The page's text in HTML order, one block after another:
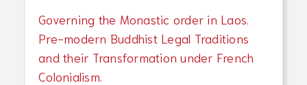
Governing the Monastic order in Laos.
Pre-modern Buddhist Legal Traditions
and their Transformation under French
Colonialism.